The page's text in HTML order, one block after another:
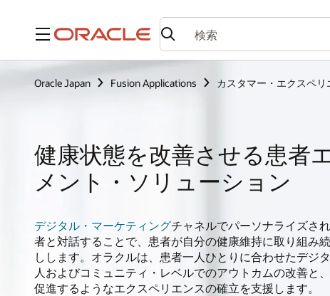
メニュー
Oracle Japan Fusion Applications カスタマー・エクスペリ
健康状態を改善させる患者
メント・ソリューション
デジタル・マーケティングチャネルでパーソナライズさ
者と対話することで、患者が自分の健康維持に取り組み
しします。オラクルは、患者一人ひとりに合わせたデジ
人およびコミュニティ・レベルでのアウトカムの改善と
促進するようなエクスペリエンスの確立を支援します。